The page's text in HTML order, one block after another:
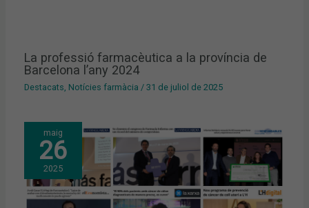
La professió farmacèutica a la província de
Barcelona l’any 2024
Destacats, Notícies farmàcia /31 de juliol de 2025
maig
26
2025